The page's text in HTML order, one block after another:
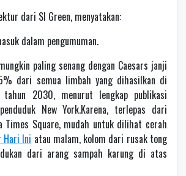
dari Sl Green, menyatakan:
dalam pengumuman.
paling senang dengan Caesars janji
dari semua limbah yang dihasilkan di
2030, menurut lengkap publikasi
New York.Karena, terlepas dari
Times Square, mudah untuk dilihat cerah
Hari Ini atau malam, kolom dari rusak tong
dari arang sampah karung di atas